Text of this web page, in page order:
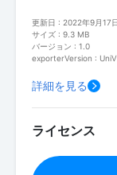
更新日 : 2022年9月17日
サイズ : 9.3 MB
バージョン : 1.0
exporterVersion :
詳細を見る
ライセンス